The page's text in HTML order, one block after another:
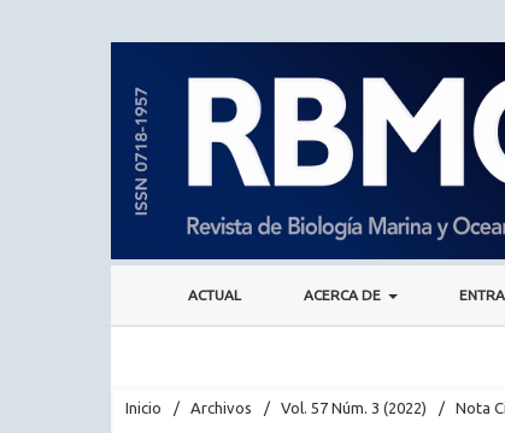
ACTUAL ACERCA DE
Inicio / Archivos / Vol. 57 Núm. 3 (2022) / Nota